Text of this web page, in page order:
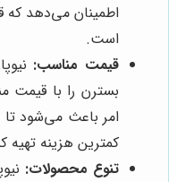
اطمینان می‌دهد که
است.
قیمت مناسب:
بسترن را با قیمت
امر باعث می‌شود تا
کمترین هزینه تهیه
تنوع محصولات: